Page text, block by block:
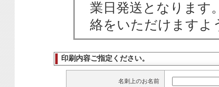
業日発送となります
絡をいただけますよ
印刷内容ご指定ください。
名刺上のお名前